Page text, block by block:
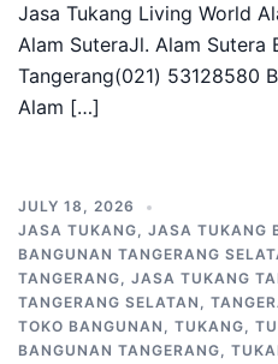
Jasa Tukang Living World
Alam SuteraJl. Alam Sutera
Tangerang(021) 53128580
Alam […]
JULY 18, 2026
JASA TUKANG, JASA TUKANG
BANGUNAN TANGERANG
TANGERANG, JASA TUKANG
TANGERANG SELATAN ,
TOKO BANGUNAN , TUKANG,
BANGUNAN TANGERANG,